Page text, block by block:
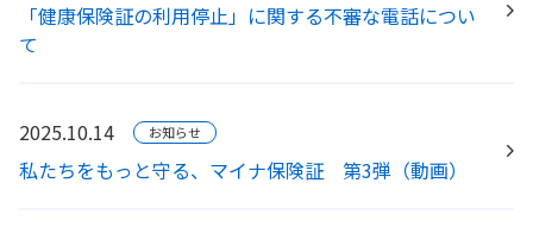
「健康保険証の利用停止」に関する不審な電話につい
て
2025.10.14 お知らせ
私たちをもっと守る、マイナ保険証 第3弾（動画）